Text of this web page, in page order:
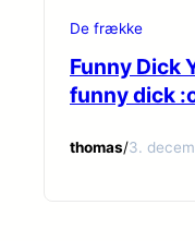
De frække
Funny Dick
funny dick
thomas/3.